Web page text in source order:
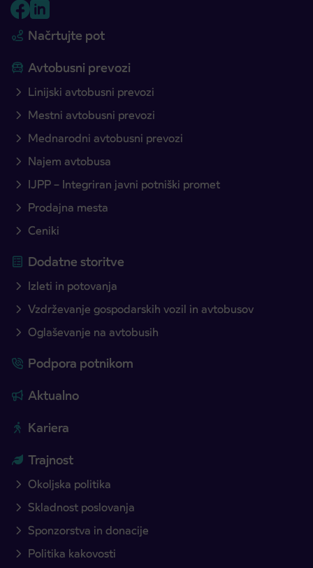
Načrtujte pot
Avtobusni prevozi
Linijski avtobusni prevozi
Mestni avtobusni prevozi
Mednarodni avtobusni prevozi
Najem avtobusa
IJPP – Integriran javni potniški promet
Prodajna mesta
Ceniki
Dodatne storitve
Izleti in potovanja
Vzdrževanje gospodarskih vozil in avtobusov
Oglaševanje na avtobusih
Podpora potnikom
Aktualno
Kariera
Trajnost
Okoljska politika
Skladnost poslovanja
Sponzorstva in donacije
Politika kakovosti